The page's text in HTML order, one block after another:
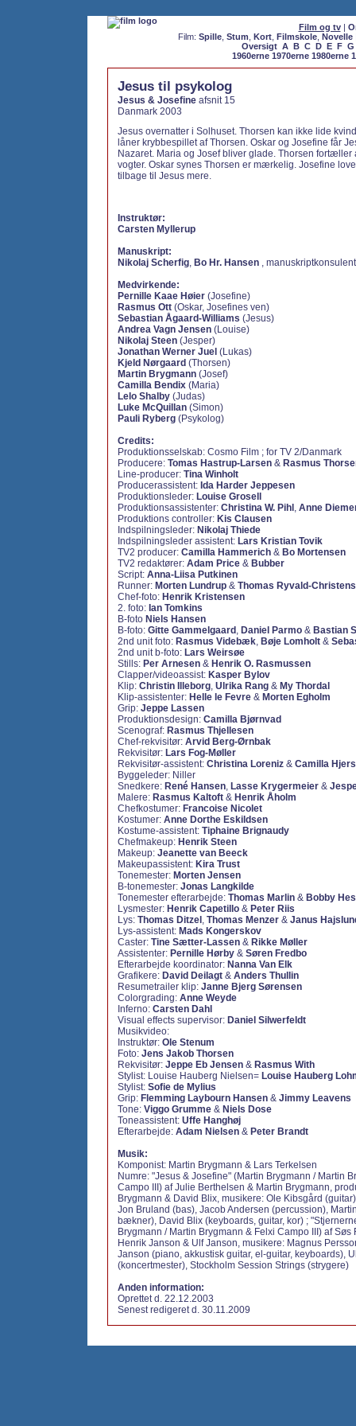
Film og tv|
Film: Spille, Stum Kort, Filmskole, Novelle
Oversigt A B C D E F G
1960erne 1970erne 1980erne
Jesus til psykolog
Jesus & Josefine afsnit 15
Danmark 2003
Jesus overnatter i Solhuset. Thorsen kan ikke lide
låner krybbespillet af Thorsen. Oskar og Josefine får
Nazaret. Maria og Josef bliver glade. Thorsen fortæller
vogter. Oskar synes Thorsen er mærkelig. Josefine
tilbage til Jesus mere.
Instruktør:
Carsten Myllerup
Manuskript:
Nikolaj Scherfig, Bo Hr. Hansen ,
Medvirkende:
Pernille Kaae Høier (Josefine)
Rasmus Ott (Oskar, Josefines ven)
Sebastian Ågaard-Williams (Jesus)
Andrea Vagn Jensen (Louise)
Nikolaj Steen (Jesper)
Jonathan Werner Juel (Lukas)
Kjeld Nørgaard (Thorsen)
Martin Brygmann (Josef)
Camilla Bendix (Maria)
Lelo Shalby (Judas)
Luke McQuillan (Simon)
Pauli Ryberg (Psykolog)
Credits:
Produktionsselskab: Cosmo Film ; for TV 2/Danmark
Producere: Tomas Hastrup-Larsen & Rasmus
Line-producer: Tina Winholt
Producerassistent: Ida Harder Jeppesen
Produktionsleder: Louise Grosell
Produktionsassistenter: Christina W. Pihl , Anne
Produktions controller: Kis Clausen
Indspilningsleder: Nikolaj Thiede
Indspilningsleder assistent: Lars Kristian Tovik
TV2 producer: Camilla Hammerich & Bo Mortensen
TV2 redaktører: Adam Price & Bubber
Script: Anna-Liisa Putkinen
Runner: Morten Lundrup & Thomas Ryvald-
Chef-foto: Henrik Kristensen
2. foto: Ian Tomkins
B-foto Niels Hansen
B-foto: Gitte Gammelgaard , Daniel Parmo & Bastian
2nd unit foto: Rasmus Videbæk, Bøje Lomholt &
2nd unit b-foto: Lars Weirsøe
Stills: Per Arnesen & Henrik O. Rasmussen
Clapper/videoassist: Kasper Bylov
Klip: Christin Illeborg, Ulrika Rang & My Thordal
Klip-assistenter: Helle le Fevre & Morten Egholm
Grip: Jeppe Lassen
Produktionsdesign: Camilla Bjørnvad
Scenograf: Rasmus Thjellesen
Chef-rekvisitør: Arvid Berg-Ørnbak
Rekvisitør: Lars Fog-Møller
Rekvisitør-assistent: Christina Loreniz & Camilla
Byggeleder: Niller
Snedkere: René Hansen, Lasse Krygermeier &
Malere: Rasmus Kaltoft & Henrik Åholm
Chefkostumer: Francoise Nicolet
Kostumer: Anne Dorthe Eskildsen
Kostume-assistent: Tiphaine Brignaudy
Chefmakeup: Henrik Steen
Makeup: Jeanette van Beeck
Makeupassistent: Kira Trust
Tonemester: Morten Jensen
B-tonemester: Jonas Langkilde
Tonemester efterarbejde: Thomas Marlin & Bobby
Lysmester: Henrik Capetillo & Peter Riis
Lys: Thomas Ditzel , Thomas Menzer & Janus
Lys-assistent: Mads Kongerskov
Caster: Tine Sætter-Lassen & Rikke Møller
Assistenter: Pernille Hørby & Søren Fredbo
Efterarbejde koordinator: Nanna Van Elk
Grafikere: David Deilagt & Anders Thullin
Resumetrailer klip: Janne Bjerg Sørensen
Colorgrading: Anne Weyde
Inferno: Carsten Dahl
Visual effects supervisor: Daniel Silwerfeldt
Musikvideo:
Instruktør: Ole Stenum
Foto: Jens Jakob Thorsen
Rekvisitør: Jeppe Eb Jensen & Rasmus With
Stylist: Louise Hauberg Nielsen= Louise Hauberg
Stylist: Sofie de Mylius
Grip: Flemming Laybourn Hansen & Jimmy Leavens
Tone: Viggo Grumme & Niels Dose
Toneassistent: Uffe Hanghøj
Efterarbejde: Adam Nielsen & Peter Brandt
Musik:
Komponist: Martin Brygmann & Lars Terkelsen
Numre: "Jesus & Josefine" (Martin Brygmann / Martin
Campo III) af Julie Berthelsen & Martin Brygmann,
Brygmann & David Blix, musikere: Ole Kibsgård
Jon Bruland (bas), Jacob Andersen (percussion),
bækner), David Blix (keyboards, guitar, kor) ;
Brygmann / Martin Brygmann & Felxi Campo III) af Søs
Henrik Janson & Ulf Janson, musikere: Magnus
Janson (piano, akkustisk guitar, el-guitar, keyboards),
(koncertmester), Stockholm Session Strings (strygere)
Anden information:
Oprettet d. 22.12.2003
Senest redigeret d. 30.11.2009